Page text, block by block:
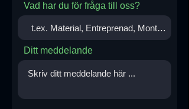
Vad har du för fråga till oss?
Ditt meddelande